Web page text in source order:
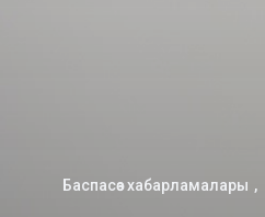
Баспасөз хабарламалары